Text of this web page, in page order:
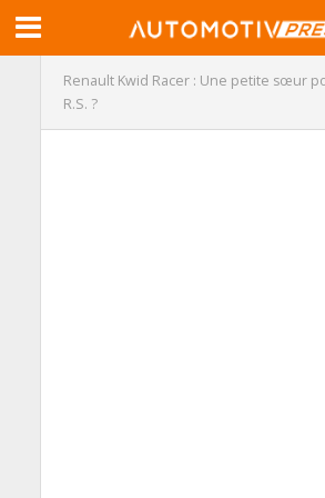
Renault Kwid Racer : Une petite sœur
R.S. ?